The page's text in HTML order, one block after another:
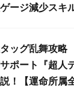
ージ減少スキ
タッグ乱舞攻
ポート『超人
！【運命所属